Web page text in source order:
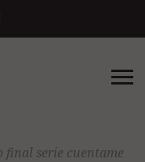
serie cuentame